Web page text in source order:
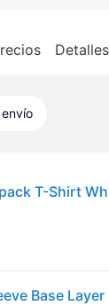
T-Shirt
Base